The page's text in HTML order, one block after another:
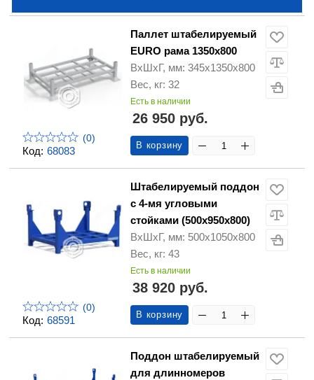
Код: 68083
(0)
Паллет штабелируемый
EURO рама 1350х800
ВхШхГ, мм: 345х1350х800
Вес, кг: 32
Есть в наличии
26 950 руб.
В корзину
Код: 68591
(0)
Штабелируемый поддон
с 4-мя угловыми
стойками (500х950х800)
ВхШхГ, мм: 500х1050х800
Вес, кг: 43
Есть в наличии
38 920 руб.
В корзину
Поддон штабелируемый
для длинномеров